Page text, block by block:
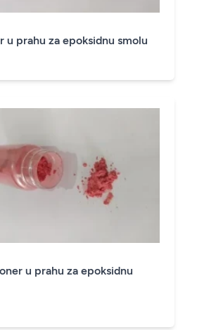
u prahu za epoksidnu smolu
u prahu za epoksidnu